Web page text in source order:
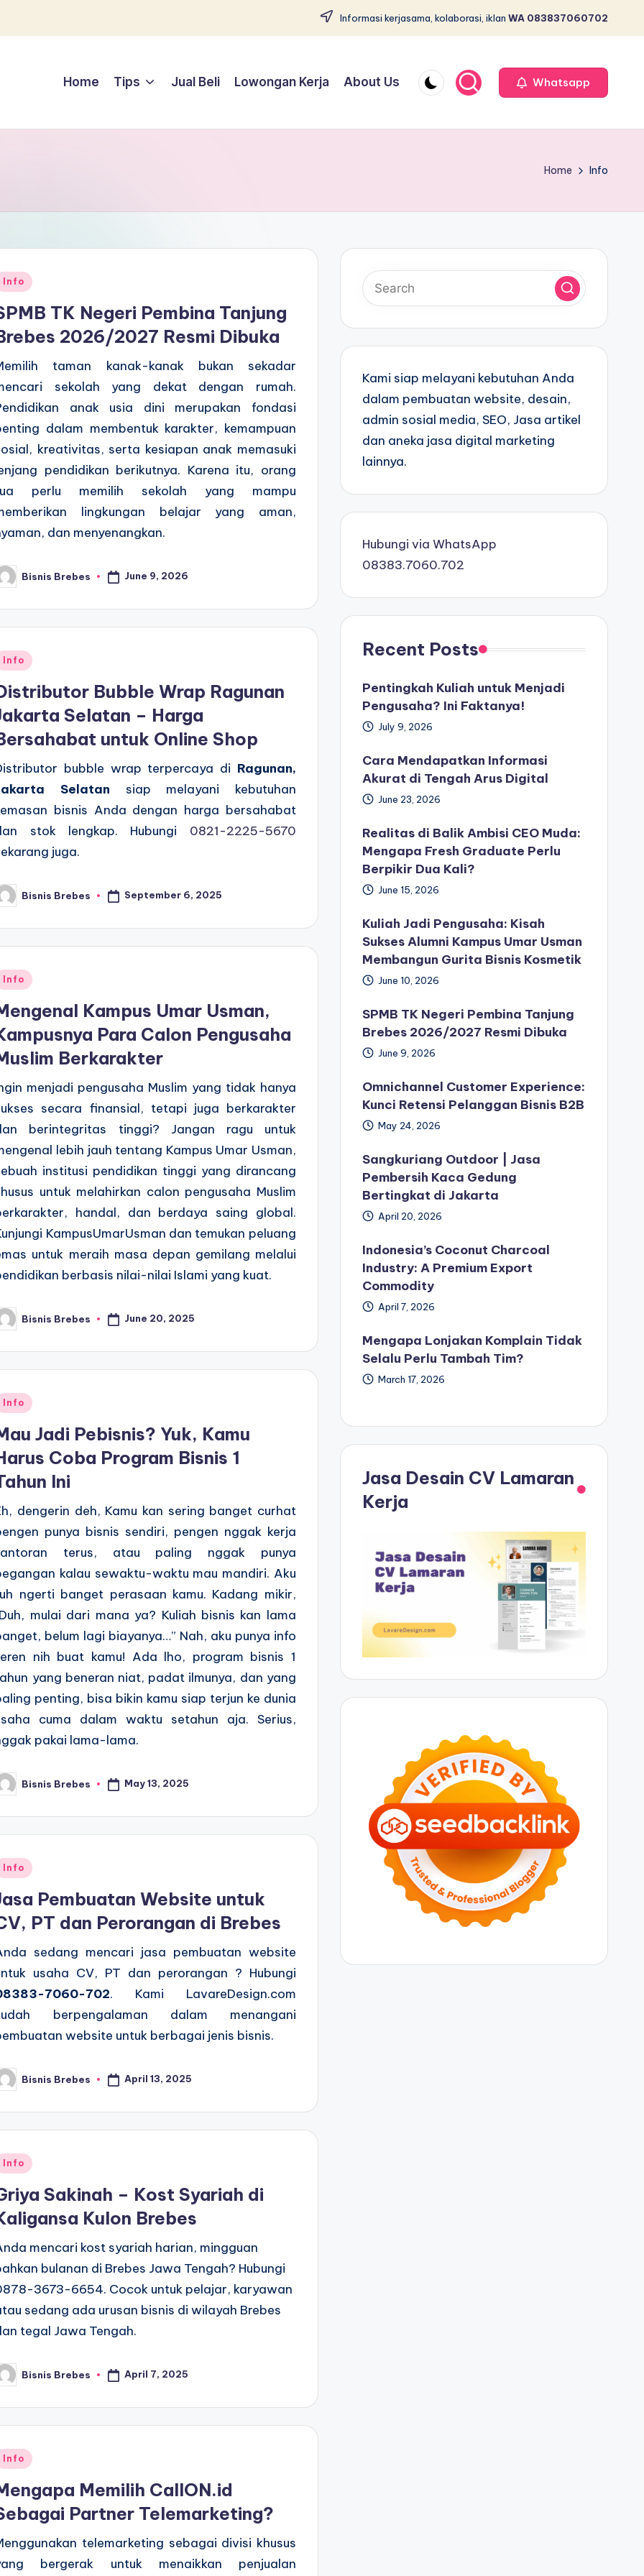
Informasi kerjasama, kolaborasi, iklan WA 083837060702
Home Tips Jual Beli Lowongan Kerja About Us Whatsapp
Home Info
Info
TK Negeri Pembina Tanjung
2026/2027 Resmi Dibuka
taman kanak-kanak bukan sekadar
sekolah yang dekat dengan rumah.
anak usia dini merupakan fondasi
dalam membentuk karakter, kemampuan
kreativitas, serta kesiapan anak memasuki
pendidikan berikutnya. Karena itu, orang
perlu memilih sekolah yang mampu
lingkungan belajar yang aman,
dan menyenangkan.
Bisnis Brebes June 9, 2026
Info
Bubble Wrap Ragunan
Selatan – Harga
untuk Online Shop
bubble wrap terpercaya di Ragunan,
Selatan siap melayani kebutuhan
bisnis Anda dengan harga bersahabat
stok lengkap. Hubungi 0821-2225-5670
juga.
Bisnis Brebes September 6, 2025
Info
Kampus Umar Usman,
Para Calon Pengusaha
Berkarakter
menjadi pengusaha Muslim yang tidak hanya
secara finansial, tetapi juga berkarakter
berintegritas tinggi? Jangan ragu untuk
lebih jauh tentang Kampus Umar Usman,
institusi pendidikan tinggi yang dirancang
untuk melahirkan calon pengusaha Muslim
handal, dan berdaya saing global.
KampusUmarUsman dan temukan peluang
untuk meraih masa depan gemilang melalui
berbasis nilai-nilai Islami yang kuat.
Bisnis Brebes June 20, 2025
Info
Jadi Pebisnis? Yuk, Kamu
Coba Program Bisnis 1
Ini
dengerin deh, Kamu kan sering banget curhat
punya bisnis sendiri, pengen nggak kerja
terus, atau paling nggak punya
kalau sewaktu-waktu mau mandiri. Aku
ngerti banget perasaan kamu. Kadang mikir,
mulai dari mana ya? Kuliah bisnis kan lama
belum lagi biayanya…” Nah, aku punya info
nih buat kamu! Ada lho, program bisnis 1
yang beneran niat, padat ilmunya, dan yang
penting, bisa bikin kamu siap terjun ke dunia
cuma dalam waktu setahun aja. Serius,
pakai lama-lama.
Bisnis Brebes May 13, 2025
Info
Pembuatan Website untuk
PT dan Perorangan di Brebes
sedang mencari jasa pembuatan website
usaha CV, PT dan perorangan ? Hubungi
7060-702. Kami LavareDesign.com
berpengalaman dalam menangani
website untuk berbagai jenis bisnis.
Bisnis Brebes April 13, 2025
Info
Sakinah – Kost Syariah di
Kulon Brebes
mencari kost syariah harian, mingguan
bulanan di Brebes Jawa Tengah? Hubungi
3673-6654. Cocok untuk pelajar, karyawan
sedang ada urusan bisnis di wilayah Brebes
tegal Jawa Tengah.
Bisnis Brebes April 7, 2025
Info
Memilih CallON.id
Partner Telemarketing?
telemarketing sebagai divisi khusus
bergerak untuk menaikkan penjualan
Kami siap melayani kebutuhan Anda
dalam pembuatan website, desain,
admin sosial media, SEO, Jasa artikel
dan aneka jasa digital marketing
lainnya.
Hubungi via WhatsApp
08383.7060.702
Recent Posts
Pentingkah Kuliah untuk Menjadi
Pengusaha? Ini Faktanya!
July 9, 2026
Cara Mendapatkan Informasi
Akurat di Tengah Arus Digital
June 23, 2026
Realitas di Balik Ambisi CEO Muda:
Mengapa Fresh Graduate Perlu
Berpikir Dua Kali?
June 15, 2026
Kuliah Jadi Pengusaha: Kisah
Sukses Alumni Kampus Umar Usman
Membangun Gurita Bisnis Kosmetik
June 10, 2026
SPMB TK Negeri Pembina Tanjung
Brebes 2026/2027 Resmi Dibuka
June 9, 2026
Omnichannel Customer Experience:
Kunci Retensi Pelanggan Bisnis B2B
May 24, 2026
Sangkuriang Outdoor | Jasa
Pembersih Kaca Gedung
Bertingkat di Jakarta
April 20, 2026
Indonesia’s Coconut Charcoal
Industry: A Premium Export
Commodity
April 7, 2026
Mengapa Lonjakan Komplain Tidak
Selalu Perlu Tambah Tim?
March 17, 2026
Jasa Desain CV Lamaran
Kerja